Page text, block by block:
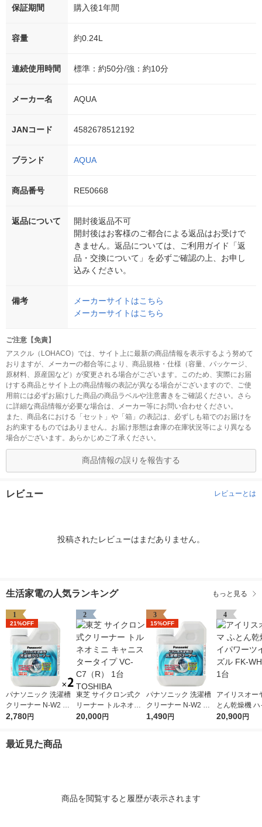
保証期間 購入後1年間
容量 約0.24L
連続使用時間 標準：約50分/強：約10分
メーカー名 AQUA
JANコード 4582678512192
ブランド AQUA
商品番号 RE50668
返品について
開封後返品不可
開封後はお客様のご都合による返品はお受けで
きません。返品については、ご利用ガイド「返
品・交換について」を必ずご確認の上、お申し
込みください。
備考
メーカーサイトはこちら
メーカーサイトはこちら
ご注意【免責】
アスクル（LOHACO）では、サイト上に最新の商品情報を表示するよう努めて
おりますが、メーカーの都合等により、商品規格・仕様（容量、パッケージ、
原材料、原産国など）が変更される場合がございます。このため、実際にお届
けする商品とサイト上の商品情報の表記が異なる場合がございますので、ご使
用前には必ずお届けした商品の商品ラベルや注意書きをご確認ください。さら
に詳細な商品情報が必要な場合は、メーカー等にお問い合わせください。
また、商品名における「セット」や「箱」の表記は、必ずしも箱でのお届けを
お約束するものではありません。お届け形態は倉庫の在庫状況等により異なる
場合がございます。あらかじめご了承ください。
商品情報の誤りを報告する
レビュー レビューとは
投稿されたレビューはまだありません。
生活家電の人気ランキング もっと見る
1
21%OFF
パナソニック 洗濯槽
クリーナー N-W2 ド
ラム洗濯機用 2個
2,780円
2
東芝 サイクロン式ク
リーナー トルネオミ
ニ キャニスタータイ
20,000円
3
15%OFF
パナソニック 洗濯槽
クリーナー N-W2 ド
ラム洗濯機用
1,490円
4
アイリスオー
とん乾燥機
ーツインノズ
20,900円
最近見た商品
商品を閲覧すると履歴が表示されます